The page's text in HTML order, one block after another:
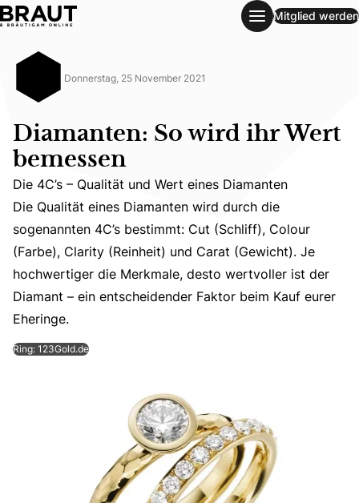
Mitglied werden
Donnerstag, 25 November 2021
Diamanten: So wird ihr Wert
bemessen
Die 4C’s – Qualität und Wert eines Diamanten
Die Qualität eines Diamanten wird durch die
Die 4C’s – Qualität und Wert eines Diamanten
Die Qualität eines Diamanten wird durch die
sogenannten 4C’s bestimmt: Cut (Schliff), Colour
(Farbe), Clarity (Reinheit) und Carat (Gewicht). Je
hochwertiger die Merkmale, desto wertvoller ist der
Diamant – ein entscheidender Faktor beim Kauf eurer
Eheringe.
Ring: 123Gold.de